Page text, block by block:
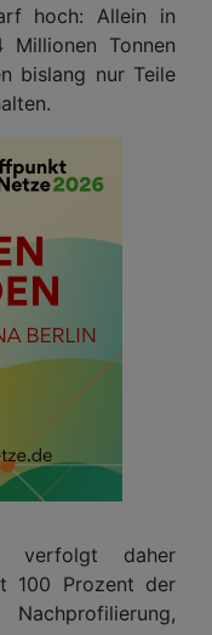
hoch: Allein in
Tonnen
bislang nur Teile
verfolgt daher
100 Prozent der